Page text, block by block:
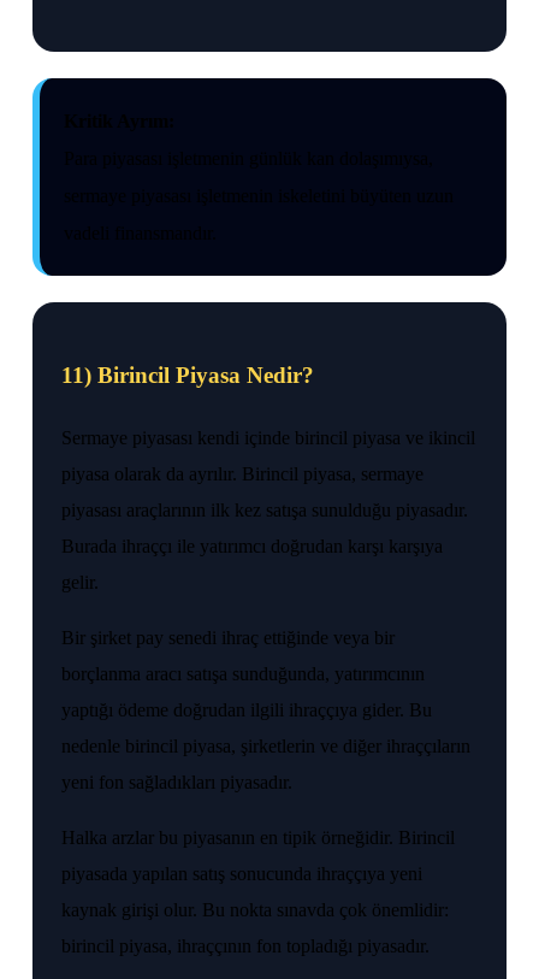
11) Birincil Piyasa Nedir?
Sermaye piyasası kendi içinde birincil piyasa ve ikincil
piyasa olarak da ayrılır. Birincil piyasa, sermaye
piyasası araçlarının ilk kez satışa sunulduğu piyasadır.
Burada ihraççı ile yatırımcı doğrudan karşı karşıya
gelir.
Bir şirket pay senedi ihraç ettiğinde veya bir
borçlanma aracı satışa sunduğunda, yatırımcının
yaptığı ödeme doğrudan ilgili ihraççıya gider. Bu
nedenle birincil piyasa, şirketlerin ve diğer ihraççıların
yeni fon sağladıkları piyasadır.
Halka arzlar bu piyasanın en tipik örneğidir. Birincil
piyasada yapılan satış sonucunda ihraççıya yeni
kaynak girişi olur. Bu nokta sınavda çok önemlidir:
birincil piyasa, ihraççının fon topladığı piyasadır.